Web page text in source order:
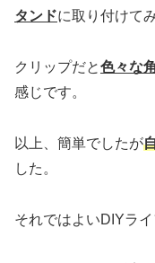
タンドに取り付けて
クリップだと色々な
感じです。
以上、簡単でしたが
した。
それではよいDIYラ